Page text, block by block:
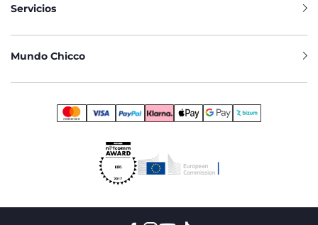
Servicios
Mundo Chicco